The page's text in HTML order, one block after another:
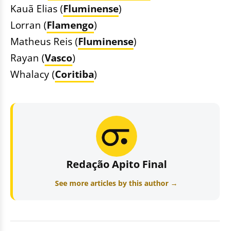
Kauã Elias (Fluminense)
Lorran (Flamengo)
Matheus Reis (Fluminense)
Rayan (Vasco)
Whalacy (Coritiba)
Redação Apito Final
See more articles by this author →